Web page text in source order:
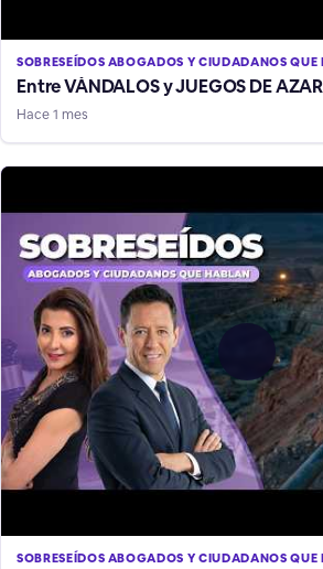
SOBRESEÍDOS ABOGADOS Y CIUDADANOS QUE
Entre VÁNDALOS y JUEGOS DE
Hace 1 mes
SOBRESEÍDOS ABOGADOS Y CIUDADANOS QUE